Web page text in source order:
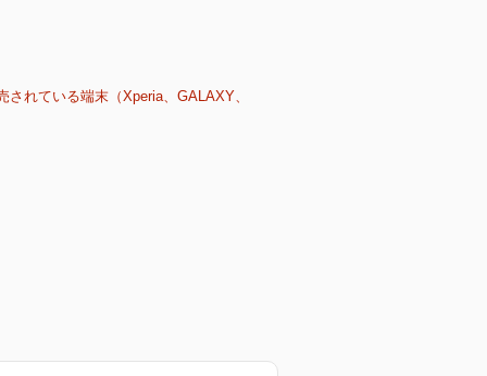
れている端末（Xperia、GALAXY、